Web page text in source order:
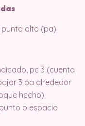
alto (pa)
pc 3 (cuenta
3 pa alrededor
hecho).
o espacio